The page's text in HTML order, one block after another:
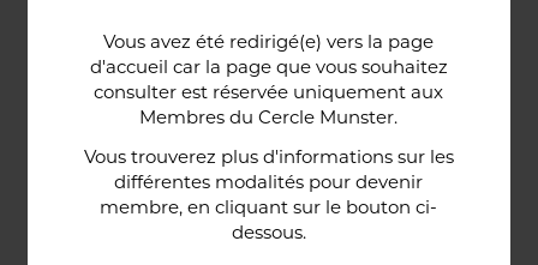
Vous avez été redirigé(e) vers la page
d'accueil car la page que vous souhaitez
consulter est réservée uniquement aux
Membres du Cercle Munster.
Vous trouverez plus d'informations sur les
différentes modalités pour devenir
membre, en cliquant sur le bouton ci-
dessous.
historique de la maison, relie le bar au restaurant ;
cette trace du passé rappelle la tradition du bien-
être en ces lieux et de l'accueil chaleureux qui
contribuent à la réputation de l'établissement. Ce
restaurant gastronomique a été entièrement
relooké en janvier 2020. Notre chef vous propose